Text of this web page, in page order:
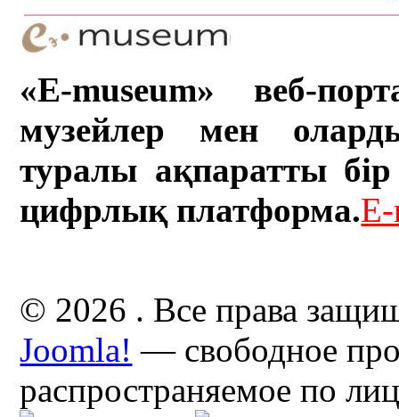
«E-museum» веб-
музейлер мен
туралы ақпаратты бір
цифрлық платформа.
© 2026 . Все права
Joomla! — свободное
распространяемое по